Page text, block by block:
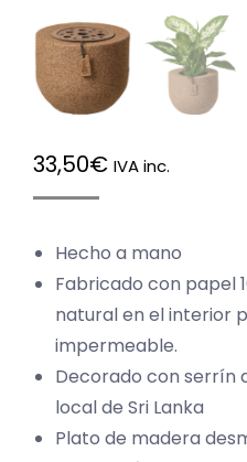
33,50€ IVA inc.
Hecho a mano
Fabricado con papel
natural en el interior
impermeable.
Decorado con serrín
local de Sri Lanka
Plato de madera